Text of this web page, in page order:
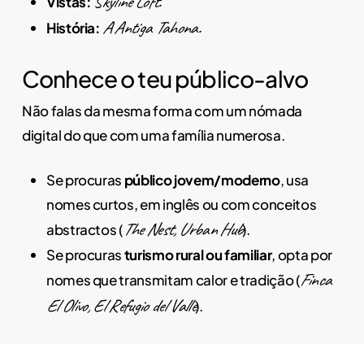
História: A Antiga Tahona.
Conhece o teu público-alvo
Não falas da mesma forma com um nómada
digital do que com uma família numerosa.
Se procuras público jovem/moderno, usa
nomes curtos, em inglês ou com conceitos
abstractos (The Nest, Urban Hub).
Se procurasturismo rural ou familiar, opta por
nomes que transmitam calor e tradição (Finca
El Olivo, El Refugio del Valle).